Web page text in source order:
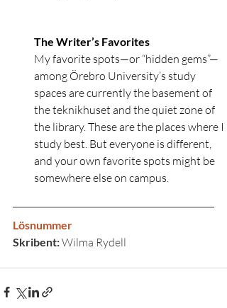
The Writer’s Favorites
My favorite spots—or “hidden gems”—
among Örebro University’s study
spaces are currently the basement of
the teknikhuset and the quiet zone of
the library. These are the places where I
study best. But everyone is different,
and your own favorite spots might be
somewhere else on campus.
Lösnummer
Skribent: Wilma Rydell